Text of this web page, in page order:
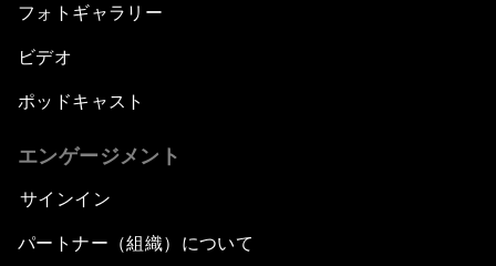
フォトギャラリー
ビデオ
ポッドキャスト
エンゲージメント
サインイン
パートナー（組織）について